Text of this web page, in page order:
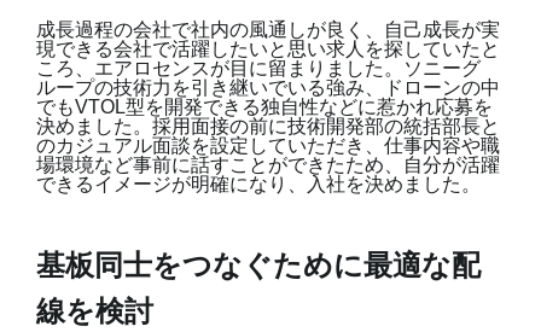
成長過程の会社で社内の風通しが良く、自己成長が実
現できる会社で活躍したいと思い求人を探していたと
ころ、エアロセンスが目に留まりました。ソニーグ
ループの技術力を引き継いでいる強み、ドローンの中
でもVTOL型を開発できる独自性などに惹かれ応募を
決めました。採用面接の前に技術開発部の統括部長と
のカジュアル面談を設定していただき、仕事内容や職
場環境など事前に話すことができたため、自分が活躍
できるイメージが明確になり、入社を決めました。
基板同士をつなぐために最適な配
線を検討